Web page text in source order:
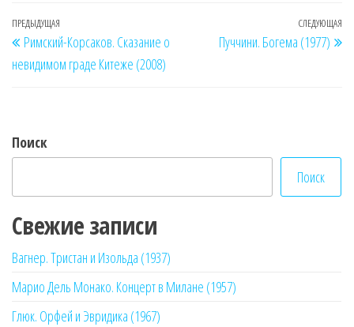
Навигация
по
записям
Предыдущая
запись
ПРЕДЫДУЩАЯ
Римский-Корсаков. Сказание о
невидимом граде Китеже (2008)
СЛЕДУЮЩАЯ
Пуччини. Богема (1977)
Поиск
Поиск
Свежие записи
Вагнер. Тристан и Изольда (1937)
Марио Дель Монако. Концерт в Милане (1957)
Глюк. Орфей и Эвридика (1967)